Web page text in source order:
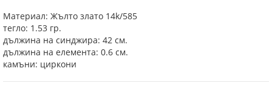
Материал: Жълто злато 14k/585
тегло: 1.53 гр.
дължина на синджира: 42 см.
дължина на елемента: 0.6 см.
камъни: циркони